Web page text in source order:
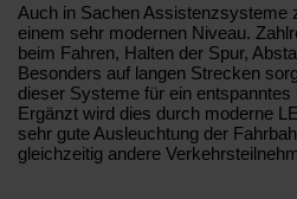
Auch in Sachen Assistenzsysteme
einem sehr modernen Niveau.
beim Fahren, Halten der Spur,
Besonders auf langen Strecken
dieser Systeme für ein
Ergänzt wird dies durch moderne
sehr gute Ausleuchtung der
gleichzeitig andere